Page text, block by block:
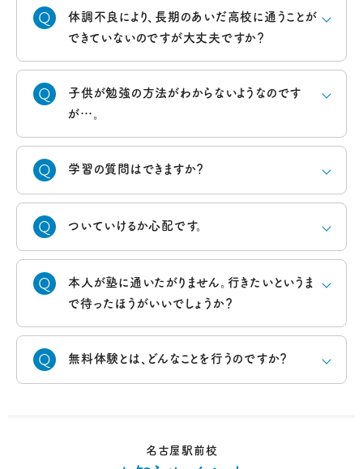
名古屋駅前校
体調不良により、長期のあいだ高校に通うことが
できていないのですが大丈夫ですか？
子供が勉強の方法がわからないようなのです
が…。
学習の質問はできますか？
ついていけるか心配です。
本人が塾に通いたがりません。行きたいというま
で待ったほうがいいでしょうか？
無料体験とは、どんなことを行うのですか？